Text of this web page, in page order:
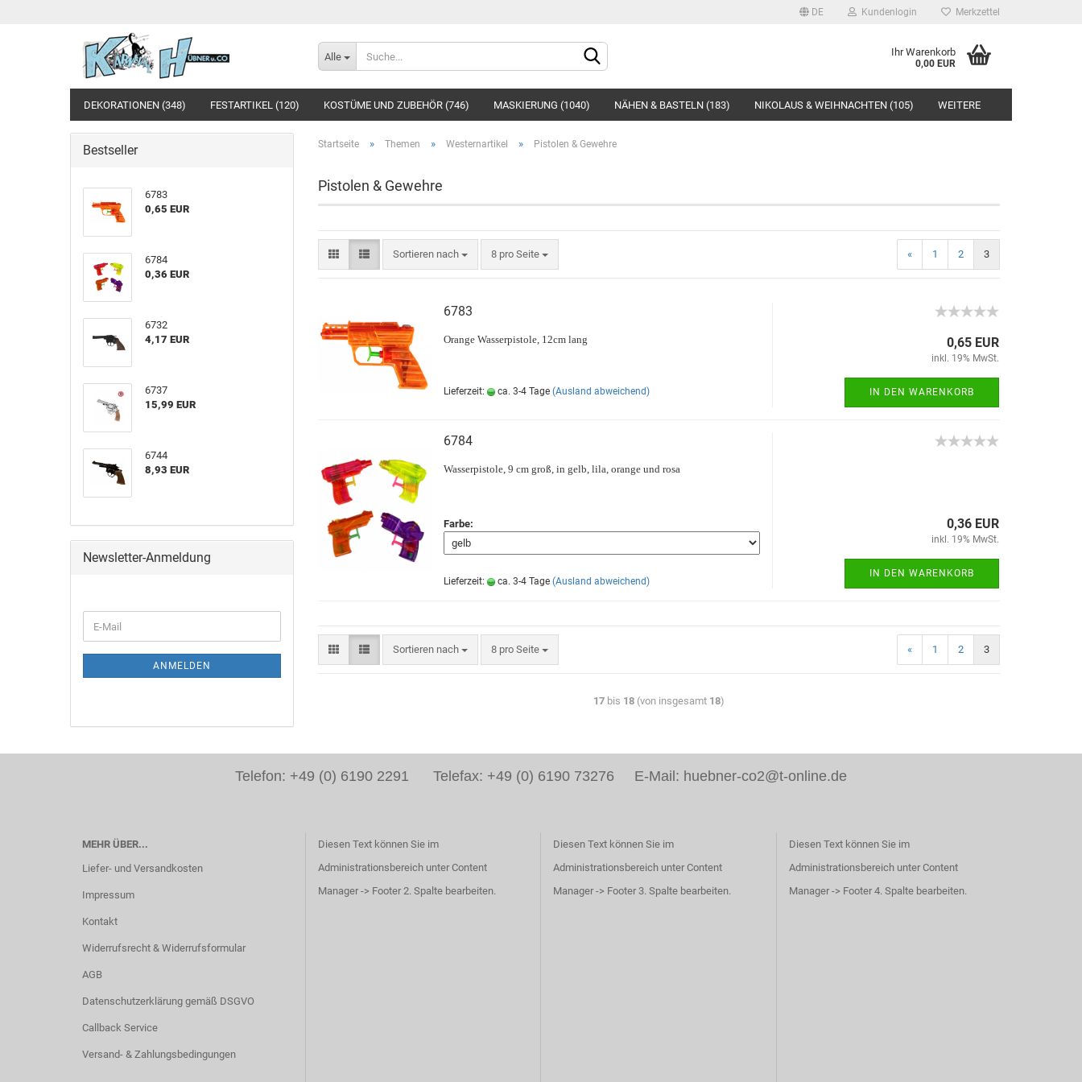
DE Kundenlogin
Konto erstellen
Merkzettel
Alle Ihr Warenkorb
0,00 EUR
DEKORATIONEN (348) FESTARTIKEL (120) KOSTÜME UND ZUBEHÖR (746) MASKIERUNG (1040) NÄHEN & BASTELN (183) NIKOLAUS & WEIHNACHTEN (105) WEITERE
Startseite » Themen » Westernartikel » Pistolen & Gewehre
Pistolen & Gewehre
Sortieren nach 8 pro Seite « 1 2 3
6783
Orange Wasserpistole, 12cm lang
Lieferzeit: ca. 3-4 Tage (Ausland abweichend)
0,65 EUR
inkl. 19% MwSt.
IN DEN WARENKORB
6784
Wasserpistole, 9 cm groß, in gelb, lila, orange und rosa
Farbe:
Lieferzeit: ca. 3-4 Tage (Ausland abweichend)
0,36 EUR
inkl. 19% MwSt.
IN DEN WARENKORB
Sortieren nach 8 pro Seite « 1 2 3
17bis 18(von insgesamt 18)
Bestseller
6783
0,65 EUR
6784
0,36 EUR
6732
4,17 EUR
6737
15,99 EUR
6744
8,93 EUR
Newsletter-Anmeldung
ANMELDEN
Telefon: +49 (0) 6190 2291 Telefax: +49 (0) 6190 73276 E-Mail: huebner-co2@t-online.de
MEHR ÜBER...
Liefer- und Versandkosten
Impressum
Kontakt
Widerrufsrecht & Widerrufsformular
AGB
Datenschutzerklärung gemäß DSGVO
Callback Service
Versand- & Zahlungsbedingungen
Diesen Text können Sie im
Administrationsbereich unter Content
Manager -> Footer 2. Spalte bearbeiten.
Diesen Text können Sie im
Administrationsbereich unter Content
Manager -> Footer 3. Spalte bearbeiten.
Diesen Text können Sie im
Administrationsbereich unter Content
Manager -> Footer 4. Spalte bearbeiten.